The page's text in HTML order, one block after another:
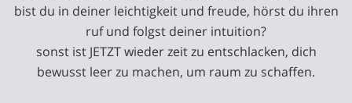
bist du in deiner leichtigkeit und freude, hörst du ihren
ruf und folgst deiner intuition?
sonst ist JETZT wieder zeit zu entschlacken, dich
bewusst leer zu machen, um raum zu schaffen.